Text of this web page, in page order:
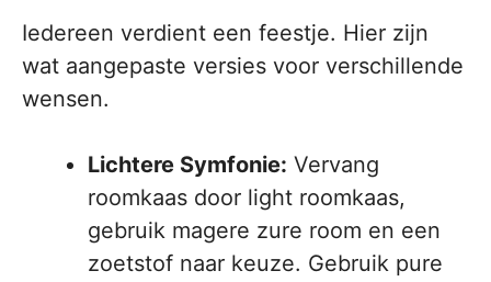
Iedereen verdient een feestje. Hier zijn
wat aangepaste versies voor verschillende
wensen.
Lichtere Symfonie: Vervang
roomkaas door light roomkaas,
gebruik magere zure room en een
zoetstof naar keuze. Gebruik pure